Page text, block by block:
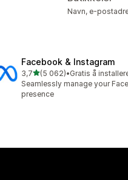
Navn, e-
Facebook & Instagram
3,7av 5 stjerner
(5 062)
Totalt 5062 omtaler
•Gratis å
Seamlessly manage your
presence